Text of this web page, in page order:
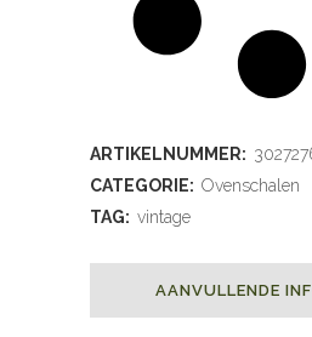
ARTIKELNUMMER:
CATEGORIE: Ovenschalen
TAG: vintage
AANVULLENDE